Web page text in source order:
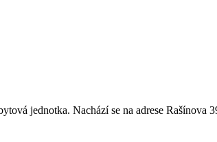
jednotka. Nachází se na adrese Rašínova